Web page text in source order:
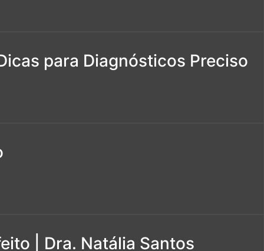
para Diagnósticos Preciso
| Dra. Natália Santos